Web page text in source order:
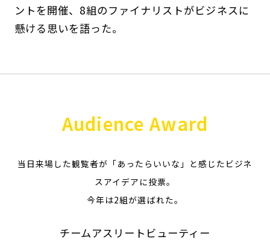
ントを開催、8組のファイナリストがビジネスに
懸ける思いを語った。
Audience Award
当日来場した観覧者が「あったらいいな」と感じたビジネ
スアイデアに投票。
今年は2組が選ばれた。
チームアスリートビューティー